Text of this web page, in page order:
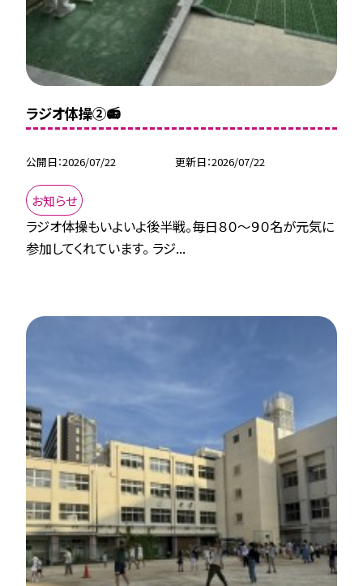
ラジオ体操②📻
公開日 2026/07/22 更新日 2026/07/22
お知らせ
ラジオ体操もいよいよ後半戦。毎日８０～９０名が元気に
参加してくれています。 ラジ...